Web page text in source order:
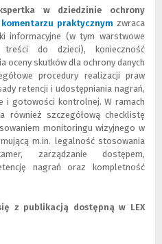
w dziedzinie ochrony
komentarzu praktycznym
N
o
w
e
o
k
n
o
)
L
i
n
k
d
o
i
n
n
e
j
r
zwraca
informacyjne (w tym warstwowe
treści do dzieci), konieczność
oceny skutków dla ochrony danych
procedury realizacji praw
retencji i udostępniania nagrań,
i gotowości kontrolnej. W ramach
również szczegółową checklistę
monitoringu wizyjnego w
m.in. legalność stosowania
zarządzanie dostępem,
nagrań oraz kompletność
z publikacją dostępną w LEX